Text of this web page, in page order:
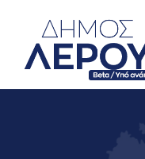
Αρχική